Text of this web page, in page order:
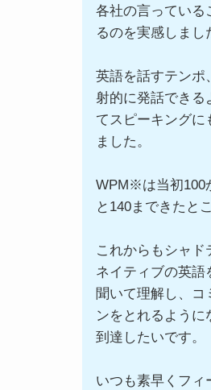
各社の言っている
るのを実感しまし
英語を話すテンポ
射的に発話できる
てスピーキングに
ました。
WPM※は当初100
と140まできたと
これからもシャド
ネイティブの英語
聞いて理解し、コ
ンをとれるように
到達したいです。
いつも素早くフィ